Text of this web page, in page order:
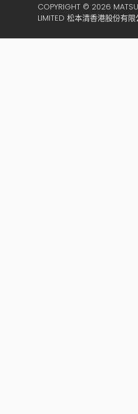
COPYRIGHT © 2026
LIMITED 松本清香港股份有